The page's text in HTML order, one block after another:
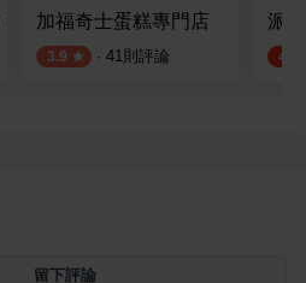
加福奇士蛋糕專門店
3.9 · 41 則評論
派
4.5
留下評論